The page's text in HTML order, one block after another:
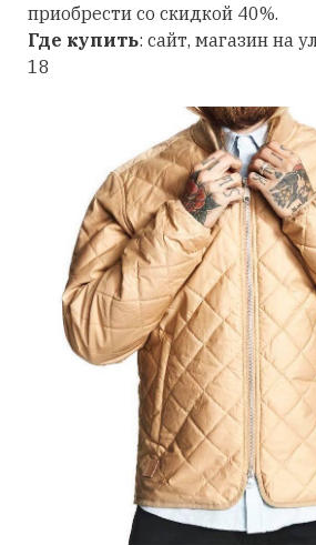
приобрести со скидкой 40%.
Где купить: сайт, магазин на
18